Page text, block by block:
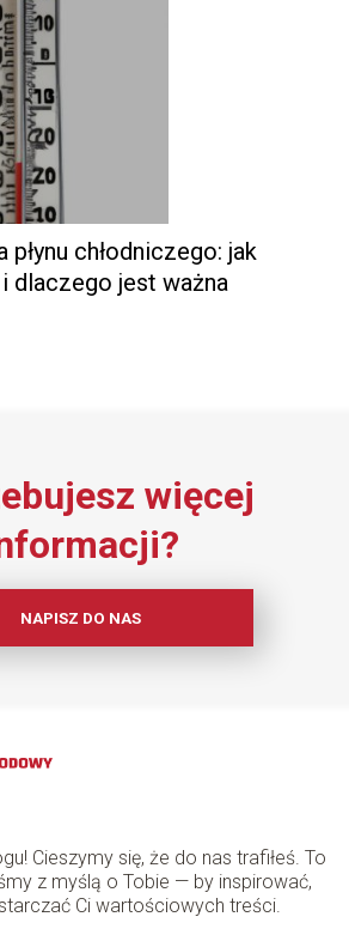
płynu chłodniczego: jak
i dlaczego jest ważna
więcej
NAPISZ DO NAS
Cieszymy się, że do nas trafiłeś. To
z myślą o Tobie — by inspirować,
Ci wartościowych treści.